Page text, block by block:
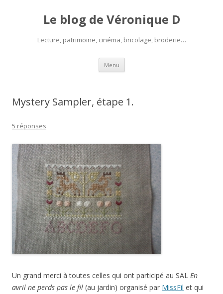
Le blog de Véronique D
Lecture, patrimoine, cinéma, bricolage, broderie…
Menu Aller
contenu
Mystery Sampler, étape 1.
5 réponses
Un grand merci à toutes celles qui ont participé au SAL En
avril ne perds pas le fil (au jardin) organisé par MissFil et qui